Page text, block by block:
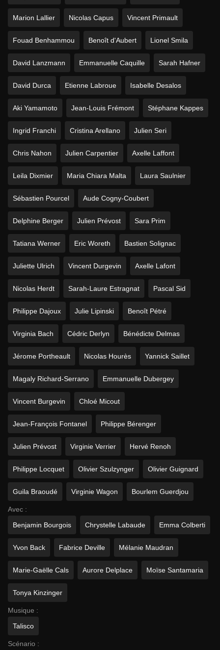
Marion Lallier Nicolas Capus Vincent Primault
Fouad Benhammou Benoît d'Aubert Lionel Smila
David Lanzmann Emmanuelle Caquille Sarah Hafner
David Durca Etienne Labroue Isabelle Desalos
Aki Yamamoto Jean-Louis Frémont Stéphane Kappes
Ingrid Franchi Cristina Arellano Julien Seri
Chris Nahon Julien Carpentier Axelle Laffont
Leila Dixmier Maria Chiara Malta Laura Saulnier
Sébastien Pourcel Aude Cogny-Coubert
Delphine Berger Julien Prévost Sara Prim
Tatiana Werner Eric Woreth Bastien Solignac
Juliette Ulrich Vincent Durgevin Axelle Lafont
Nicolas Herdt Sarah-Laure Estragnat Pascal Sid
Philippe Dajoux Julie Lipinski Benoît Pétré
Virginia Bach Cédric Derlyn Bénédicte Delmas
Jérome Portheault Nicolas Hourès Yannick Saillet
Magaly Richard-Serrano Emmanuelle Dubergey
Vincent Burgevin Chloé Micout
Jean-François Fontanel Philippe Bérenger
Julien Prévost Virginie Verrier Hervé Renoh
Philippe Locquet Olivier Szulzynger Olivier Guignard
Guila Braoudé Virginie Wagon Bourlem Guerdjou
Avec :
Benjamin Bourgois
Chrystelle Labaude Emma Colberti
Yvon Back Fabrice Deville Mélanie Maudran
Marie-Gaëlle Cals Aurore Delplace Moïse Santamaria
Tonya Kinzinger
Musique :
Talisco
Scénario :